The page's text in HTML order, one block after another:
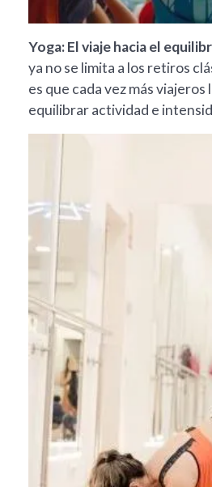
Yoga: El viaje hacia el
ya no se limita a los retiros
es que cada vez más
equilibrar actividad e